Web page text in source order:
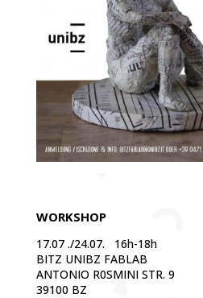
WORKSHOP
17.07 ./24.07. 16h-18h
BITZ UNIBZ FABLAB
ANTONIO R0SMINI STR. 9
39100 BZ